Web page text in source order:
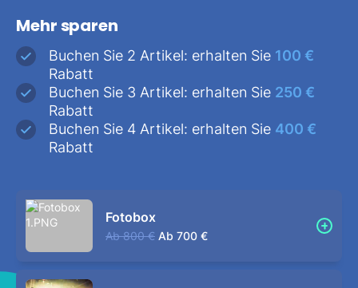
Mehr sparen
Buchen Sie 2 Artikel: erhalten Sie 100 €
Rabatt
Buchen Sie 3 Artikel: erhalten Sie 250 €
Rabatt
Buchen Sie 4 Artikel: erhalten Sie 400 €
Rabatt
Fotobox
Ab 800 € Ab 700 €